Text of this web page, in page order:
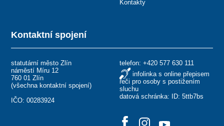
Kontaktní spojení
statutární město Zlín
náměstí Míru 12
760 01 Zlín
(všechna kontaktní spojení)
IČO: 00283924
telefon: +420 577 630 111
infolinka s online přepisem
řeči pro osoby s postižením
sluchu
datová schránka: ID: 5ttb7bs
Kontakty